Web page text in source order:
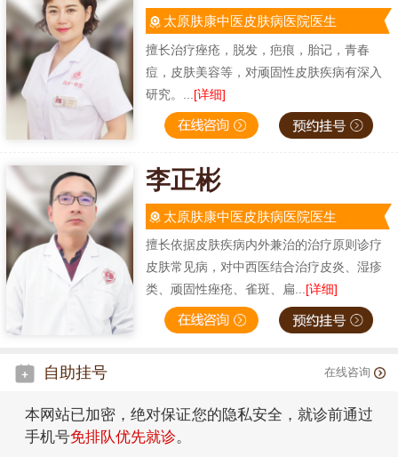
太原肤康中医皮肤病医院医生
擅长治疗痤疮，脱发，疤痕，胎记，青春
痘，皮肤美容等，对顽固性皮肤疾病有深入
研究。... [详细]
李正彬
太原肤康中医皮肤病医院医生
擅长依据皮肤疾病内外兼治的治疗原则诊疗
皮肤常见病，对中西医结合治疗皮炎、湿疹
类、顽固性痤疮、雀斑、扁...[详细]
自助挂号 在线咨询
本网站已加密，绝对保证您的隐私安全，就诊前通过
手机号免排队优先就诊。